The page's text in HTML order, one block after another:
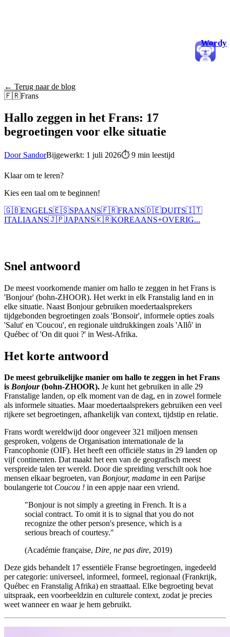
Wordy
← Terug naar de blog
🇫🇷Frans
Hallo zeggen in het Frans: 17
begroetingen voor elke situatie
Door SandorBijgewerkt: 1 juli 2026⏱ 9 min leestijd
Klaar om te leren?
Kies een taal om te beginnen!
🇬🇧ENGELS🇪🇸SPAANS🇫🇷FRANS🇩🇪DUITS🇮🇹
ITALIAANS🇯🇵JAPANS🇰🇷KOREAANS+OVERIG...
Snel antwoord
De meest voorkomende manier om hallo te zeggen in het Frans is
'Bonjour' (bohn-ZHOOR). Het werkt in elk Franstalig land en in
elke situatie. Naast Bonjour gebruiken moedertaalsprekers
tijdgebonden begroetingen zoals 'Bonsoir', informele opties zoals
'Salut' en 'Coucou', en regionale uitdrukkingen zoals 'Allô' in
Québec of 'On dit quoi ?' in West-Afrika.
Het korte antwoord
De meest gebruikelijke manier om hallo te zeggen in het Frans
is Bonjour(bohn-ZHOOR). Je kunt het gebruiken in alle 29
Franstalige landen, op elk moment van de dag, en in zowel formele
als informele situaties. Maar moedertaalsprekers gebruiken een veel
rijkere set begroetingen, afhankelijk van context, tijdstip en relatie.
Frans wordt wereldwijd door ongeveer 321 miljoen mensen
gesproken, volgens de Organisation internationale de la
Francophonie (OIF). Het heeft een officiële status in 29 landen op
vijf continenten. Dat maakt het een van de geografisch meest
verspreide talen ter wereld. Door die spreiding verschilt ook hoe
mensen elkaar begroeten, van Bonjour, madame in een Parijse
boulangerie tot Coucou ! in een appje naar een vriend.
"Bonjour is not simply a greeting in French. It is a
social contract. To omit it is to signal that you do not
recognize the other person's presence, which is a
serious breach of courtesy."
(Académie française, Dire, ne pas dire, 2019)
Deze gids behandelt 17 essentiële Franse begroetingen, ingedeeld
per categorie: universeel, informeel, formeel, regionaal (Frankrijk,
Québec en Franstalig Afrika) en straattaal. Elke begroeting bevat
uitspraak, een voorbeeldzin en culturele context, zodat je precies
weet wanneer en waar je hem gebruikt.